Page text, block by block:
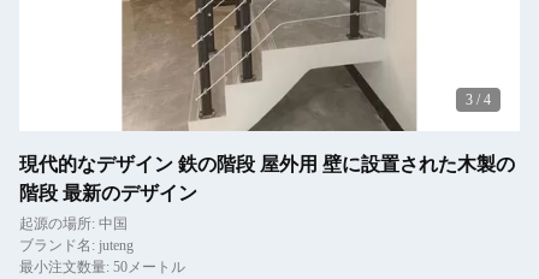
3 / 4
現代的なデザイン 鉄の階段 屋外用 壁に設置された木製の
階段 最新のデザイン
起源の場所: 中国
ブランド名: juteng
最小注文数量: 50メートル